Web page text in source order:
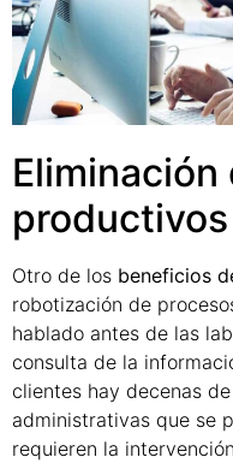
productivos
Otro de los beneficios
robotización de
hablado antes de las
consulta de la
clientes hay decenas
administrativas que se
requieren la